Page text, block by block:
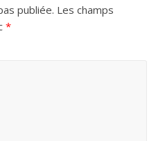
publiée. Les champs
*